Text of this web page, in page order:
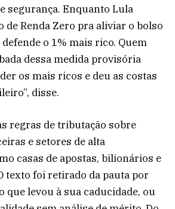
segurança. Enquanto Lula
de Renda Zero pra aliviar o bolso
o 1% mais rico. Quem
dessa medida provisória
os mais ricos e deu as costas
disse.
regras de tributação sobre
e setores de alta
casas de apostas, bilionários e
texto foi retirado da pauta por
que levou à sua caducidade, ou